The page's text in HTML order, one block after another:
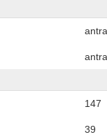
147
39